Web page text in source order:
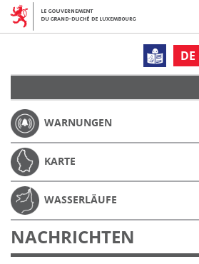
DE
WARNUNGEN
KARTE
WASSERLÄUFE
NACHRICHTEN